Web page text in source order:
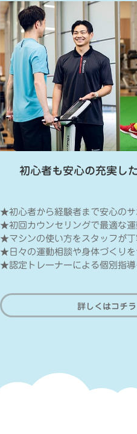
初心者も安心の充実し
★初心者から経験者まで安心のサ
★初回カウンセリングで最適な
★マシンの使い方をスタッフが丁
★日々の運動相談や身体づくりを
★認定トレーナーによる個別指導
詳しくはコチラ